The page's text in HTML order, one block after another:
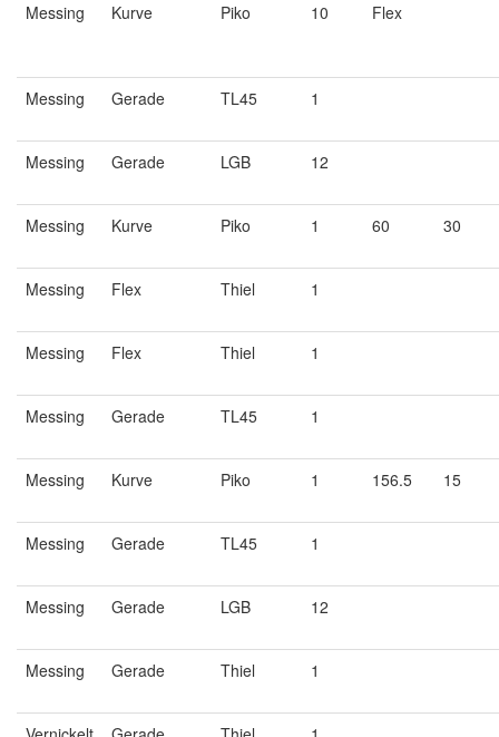
Messing Kurve Piko 10 Flex
Messing Gerade TL45 1
Messing Gerade LGB 12
Messing Kurve Piko 1 60 30
Messing Flex Thiel 1
Messing Flex Thiel 1
Messing Gerade TL45 1
Messing Kurve Piko 1 156.5 15
Messing Gerade TL45 1
Messing Gerade LGB 12
Messing Gerade Thiel 1